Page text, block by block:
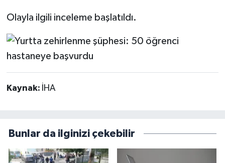
Olayla ilgili inceleme başlatıldı.
Kaynak: İHA
Bunlar da ilginizi çekebilir